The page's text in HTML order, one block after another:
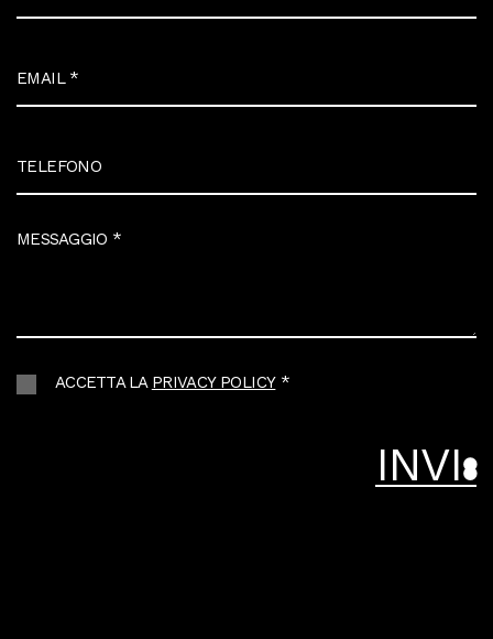
EMAIL *
TELEFONO
MESSAGGIO *
ACCETTA LA PRIVACY POLICY*
NVIA